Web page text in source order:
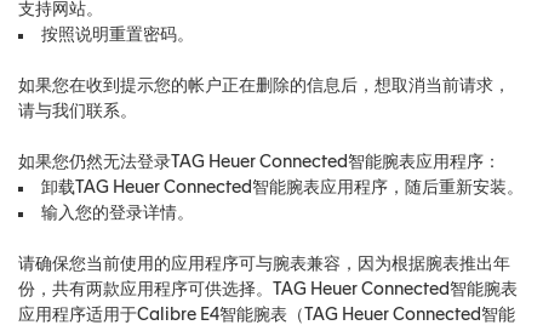
支持网站。
按照说明重置密码。
如果您在收到提示您的帐户正在删除的信息后，想取消当前请求，
请与我们联系。
如果您仍然无法登录TAG Heuer Connected智能腕表应用程序：
卸载TAG Heuer Connected智能腕表应用程序，随后重新安装。
输入您的登录详情。
请确保您当前使用的应用程序可与腕表兼容，因为根据腕表推出年
份，共有两款应用程序可供选择。TAG Heuer Connected智能腕表
应用程序适用于Calibre E4智能腕表（TAG Heuer Connected智能